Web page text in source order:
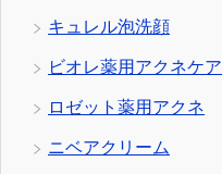
キュレル泡洗顔
ビオレ薬用アクネケア
ロゼット薬用アクネ
ニベアクリーム